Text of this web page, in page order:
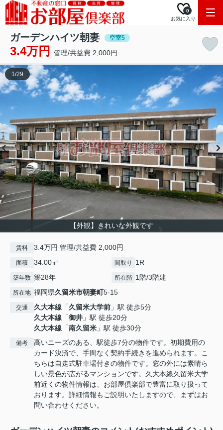
お気に入り
0
ガーデンハイツ朝妻 空室5
3.4万円 管理/共益費 2,000円
【外観】きれいな外観です
1/29
賃料 3.4万円 管理/共益費 2,000円
面積 34.00㎡ 間取り 1R
築年数 築28年 所在階 1階/3階建
所在地 福岡県久留米市朝妻町5-15
交通 久大本線 「久留米大学前 」駅 徒歩5分
久大本線 「御井 」駅 徒歩20分
久大本線 「南久留米 」駅 徒歩30分
備考
高いニーズのある、駅徒歩7分の物件です。初期費用の
カード決済で、手間なく契約手続きを進められます。こ
ちらは自走式駐車場付きの物件です。窓の外には素晴ら
しい景色が広がるマンションです。久大本線久留米大学
前近くの物件情報は、お部屋倶楽部で豊富に取り扱って
おります。詳細情報もご説明いたしますので、まずはお
問い合わせください。